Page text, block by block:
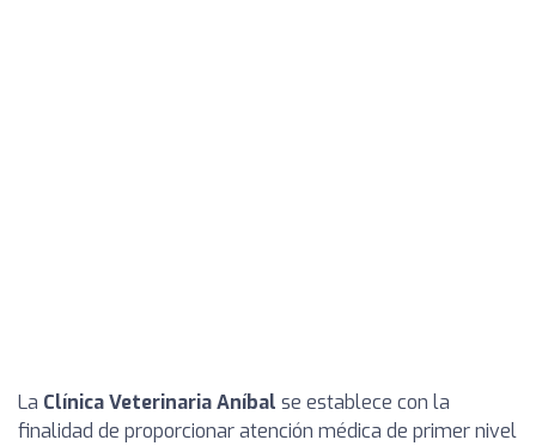
La Clínica Veterinaria Aníbal se establece con la
finalidad de proporcionar atención médica de primer nivel